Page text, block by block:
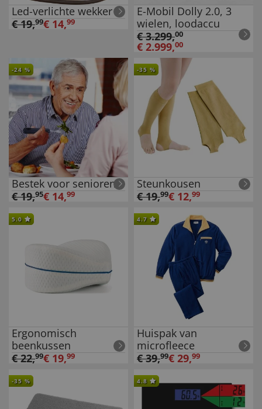
Led-verlichte wekker
€19,99€ 14,99
E-Mobil Dolly 2.0, 3
wielen, loodaccu
€3.299,00
€ 2.999,00
-24 %
Bestek voor senioren
€19,95€ 14,99
-35 %
Steunkousen
€19,99€ 12,99
5.0
Ergonomisch
beenkussen
€22,99€ 19,99
4.7
Huispak van
microfleece
€39,99€ 29,99
-35 % 4.8